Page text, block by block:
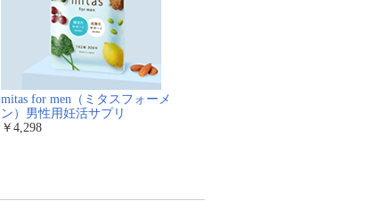
mitas for men（ミタスフォーメ
ン）男性用妊活サプリ
￥4,298